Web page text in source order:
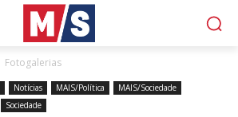
Fotogalerias
Notícias MAIS/Política
MAIS/Sociedade
Sociedade